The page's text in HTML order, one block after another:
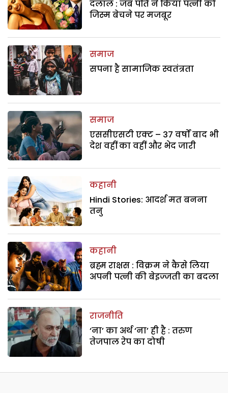
दलाल : जब पति ने किया पत्नी को
जिस्म बेचने पर मजबूर
समाज
सपना है सामाजिक स्वतंत्रता
समाज
एससीएसटी एक्ट – 37 वर्षों बाद भी
देश वहीं का वहीं और भेद जारी
कहानी
Hindi Stories: आदर्श मत बनना
तनु
कहानी
ब्रह्म राक्षस : विक्रम ने कैसे लिया
अपनी पत्नी की बेइज्जती का बदला
राजनीति
‘ना’ का अर्थ ‘ना’ ही है : तरुण
तेजपाल रेप का दोषी